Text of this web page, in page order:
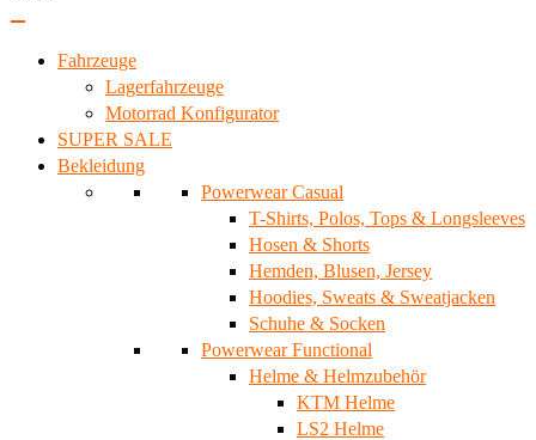
Fahrzeuge
Lagerfahrzeuge
Motorrad Konfigurator
SUPER SALE
Bekleidung
Powerwear Casual
T-Shirts, Polos, Tops & Longsleeves
Hosen & Shorts
Hemden, Blusen, Jersey
Hoodies, Sweats & Sweatjacken
Schuhe & Socken
Powerwear Functional
Helme & Helmzubehör
KTM Helme
LS2 Helme